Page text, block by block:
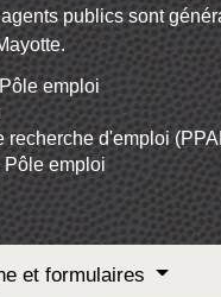
publics sont
emploi
recherche d'emploi
emploi
et formulaires